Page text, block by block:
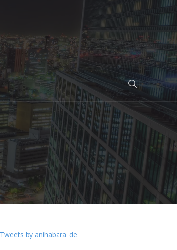
Tweets by anihabara_de